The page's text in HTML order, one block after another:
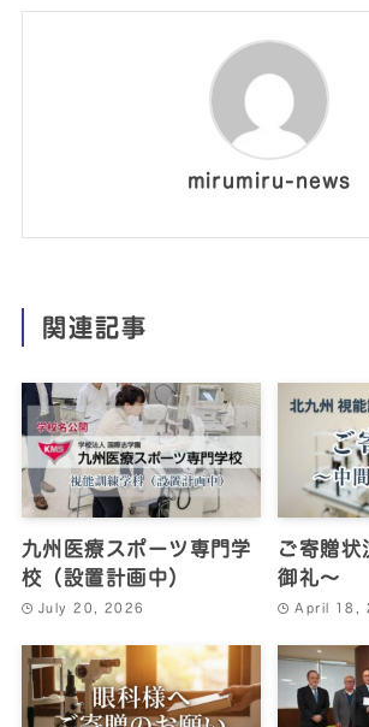
mirumiru-news
関連記事
九州医療スポーツ専門学
校（設置計画中）
July 20, 2026
ご寄贈状
御礼～
April 18,